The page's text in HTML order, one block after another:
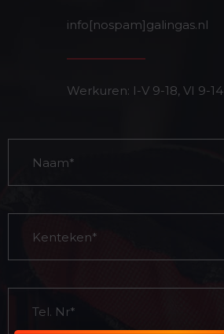
info[nospam]galingas.nl
Werkuren: I-V 9-18, VI 9-14